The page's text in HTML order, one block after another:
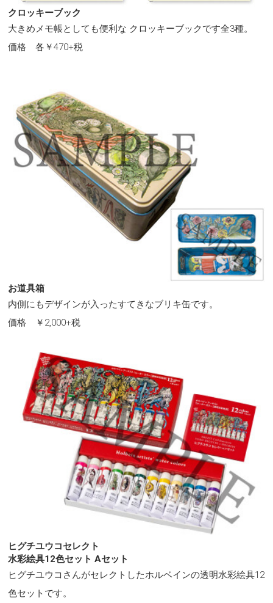
クロッキーブック
大きめメモ帳としても便利な クロッキーブックです全3種。
価格 各￥470+税
お道具箱
内側にもデザインが入ったすてきなブリキ缶です。
価格 ￥2,000+税
ヒグチユウコセレクト
水彩絵具12色セット Aセット
ヒグチユウコさんがセレクトしたホルベインの透明水彩絵具12
色セットです。